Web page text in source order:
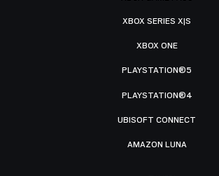
XBOX SERIES X|S
XBOX ONE
PLAYSTATION®5
PLAYSTATION®4
UBISOFT CONNECT
AMAZON LUNA